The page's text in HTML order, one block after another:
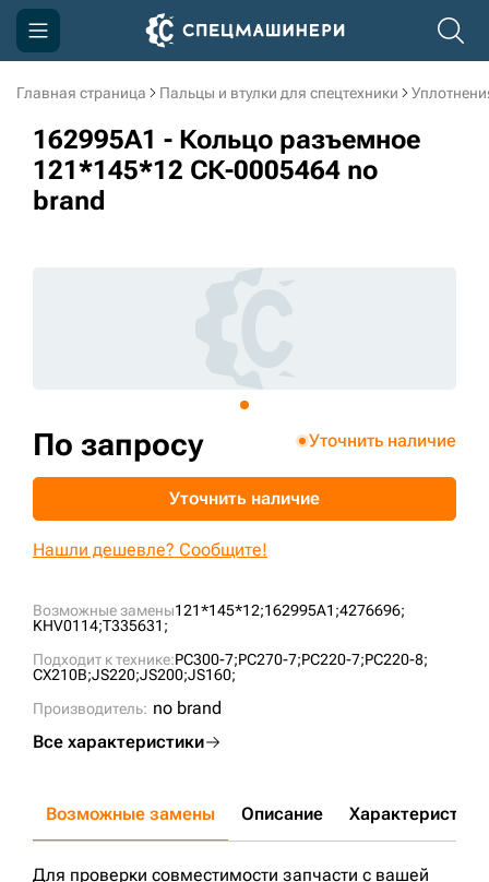
Главная страница Пальцы и втулки для спецтехники
162995A1 - Кольцо разъемное
121*145*12 СК-0005464 no
brand
Возможные замены121*145*12;162995A1;4276696;
KHV0114;T335631;
Подходит к технике:PC300-7;PC270-7;PC220-7;PC220-8;
CX210B;JS220;JS200;JS160;
Производитель: no brand
Все характеристики
По запросу Уточнить наличие
Уточнить наличие
Нашли дешевле? Сообщите!
Возможные замены Описание Характеристики
Для проверки совместимости запчасти с вашей
Компания
Акции
Доставка и оплата
sksale@skdst.ru
+7 (499) 394-50-93